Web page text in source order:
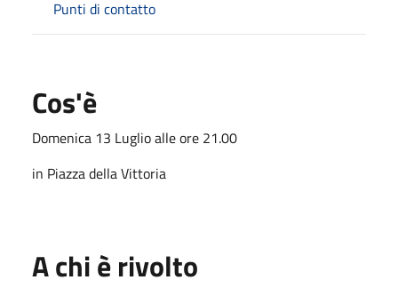
Punti di contatto
Cos'è
Domenica 13 Luglio alle ore 21.00
in Piazza della Vittoria
A chi è rivolto